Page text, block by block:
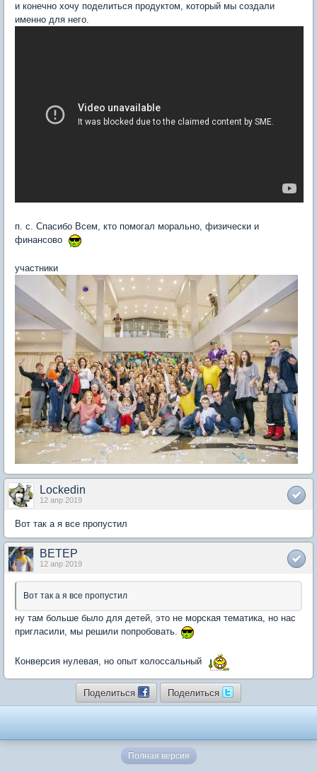
и конечно хочу поделиться продуктом, который мы создали
именно для него.
п. с. Спасибо Всем, кто помогал морально, физически и
финансово
участники
Lockedin
12 апр 2019
Вот так а я все пропустил
BETEP
12 апр 2019
Вот так а я все пропустил
ну там больше было для детей, это не морская тематика, но нас
пригласили, мы решили попробовать.
Конверсия нулевая, но опыт колоссальный
Поделиться Поделиться
Полная версия